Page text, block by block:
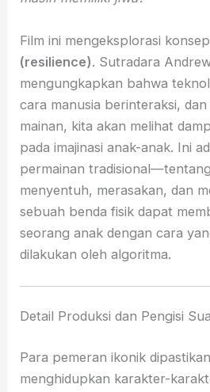
Film ini mengeksplorasi konsep
(resilience). Sutradara
mengungkapkan bahwa
cara manusia berinteraksi,
mainan, kita akan melihat
pada imajinasi anak-anak. Ini
permainan
menyentuh, merasakan, dan
sebuah benda fisik dapat
seorang anak dengan cara
dilakukan oleh algoritma.
Detail Produksi dan Pengisi
Para pemeran ikonik
menghidupkan karakter-